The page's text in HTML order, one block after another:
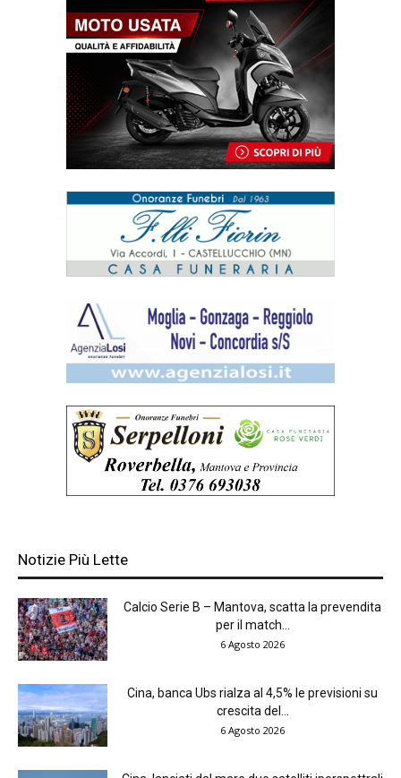
Notizie Più Lette
Calcio Serie B – Mantova, scatta la prevendita
per il match...
6 Agosto 2026
Cina, banca Ubs rialza al 4,5% le previsioni su
crescita del...
6 Agosto 2026